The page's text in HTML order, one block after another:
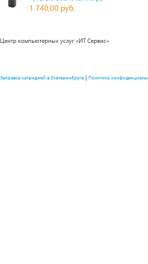
1 740,00 руб.
Центр компьютерных услуг «ИТ Сервис»
Заправка катриджей в Екатеринбруге | Политика